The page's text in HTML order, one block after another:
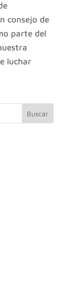
consejo de
parte del
luchar
Buscar